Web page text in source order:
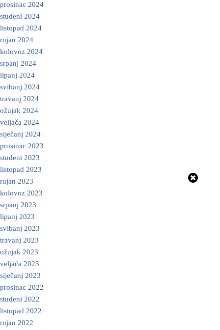
prosinac 2024
studeni 2024
listopad 2024
rujan 2024
kolovoz 2024
srpanj 2024
lipanj 2024
svibanj 2024
travanj 2024
ožujak 2024
veljača 2024
siječanj 2024
prosinac 2023
studeni 2023
listopad 2023
rujan 2023
kolovoz 2023
srpanj 2023
lipanj 2023
svibanj 2023
travanj 2023
ožujak 2023
veljača 2023
siječanj 2023
prosinac 2022
studeni 2022
listopad 2022
rujan 2022